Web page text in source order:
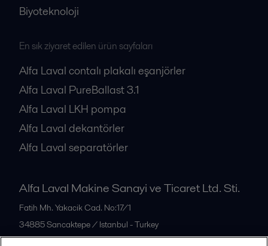
Biyoteknoloji
En sık ziyaret edilen ürün sayfaları
Alfa Laval contalı plakalı eşanjörler
Alfa Laval PureBallast 3.1
Alfa Laval LKH pompa
Alfa Laval dekantörler
Alfa Laval separatörler
Alfa Laval Makine Sanayi ve Ticaret Ltd. Sti.
Fatih Mh. Yakacik Cad. No:17/1
34885Sancaktepe / Istanbul - Turkey
Türkiye